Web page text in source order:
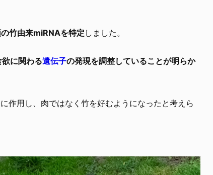
竹由来miRNAを特定 しました。
に関わる遺伝子の発現を調整していることが明らか
作用し、肉ではなく竹を好むようになったと考えら